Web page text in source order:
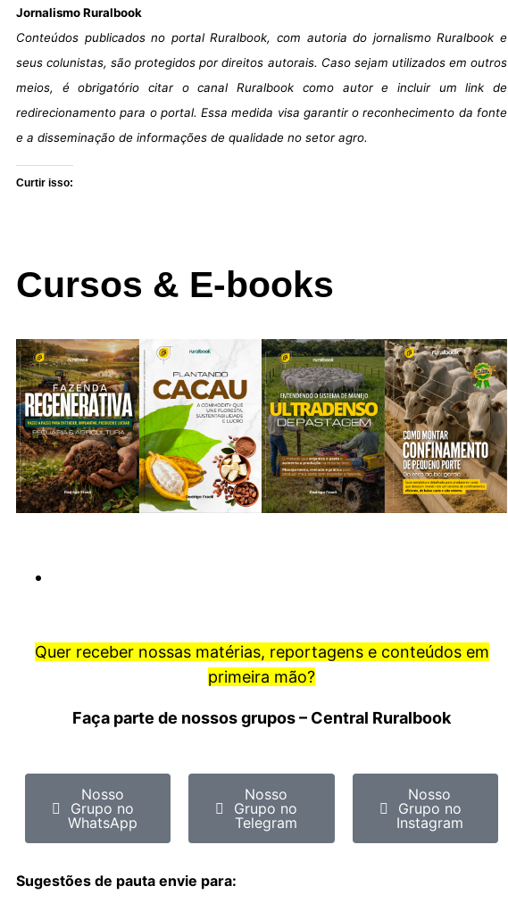
Jornalismo Ruralbook
Conteúdos publicados no portal Ruralbook, com autoria do jornalismo Ruralbook e
seus colunistas, são protegidos por direitos autorais. Caso sejam utilizados em outros
meios, é obrigatório citar o canal Ruralbook como autor e incluir um link de
redirecionamento para o portal. Essa medida visa garantir o reconhecimento da fonte
e a disseminação de informações de qualidade no setor agro.
Curtir isso:
Cursos & E-books
Quer receber nossas matérias, reportagens e conteúdos em
primeira mão?
Faça parte de nossos grupos – Central Ruralbook
Nosso
Grupo no
WhatsApp
Nosso
Grupo no
Telegram
Nosso
Grupo no
Instagram
Sugestões de pauta envie para: